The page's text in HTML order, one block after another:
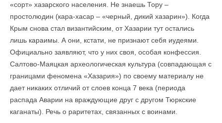
«сорт» хазарского населения. Не знаешь Тору –
простолюдин (кара-хасар – «черный, дикий хазарин»). Когда
Крым снова стал византийским, от Хазарии тут остались
лишь караимы. А они, кстати, не признают себя иудеями.
Официально заявляют, что у них своя, особая конфессия.
Салтово-Маяцкая археологическая культура (совпадающая с
границами феномена «Хазария») по своему материалу не
дает никаких отличий от слоев конца 7 века (периода
распада Аварии на враждующие друг с другом Тюркские
каганаты). Речь о раритетах, связанных с воинами.